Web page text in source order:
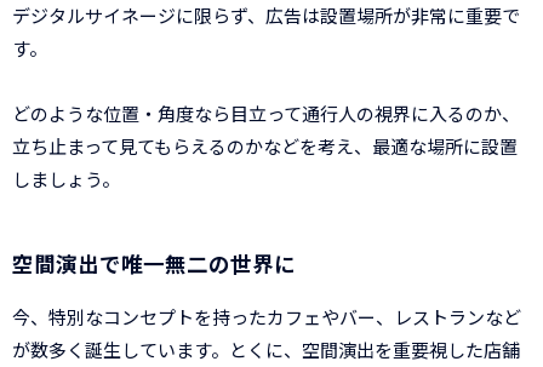
デジタルサイネージに限らず、広告は設置場所が非常に重要で
す。
どのような位置・角度なら目立って通行人の視界に入るのか、
立ち止まって見てもらえるのかなどを考え、最適な場所に設置
しましょう。
空間演出で唯一無二の世界に
今、特別なコンセプトを持ったカフェやバー、レストランなど
が数多く誕生しています。とくに、空間演出を重要視した店舗